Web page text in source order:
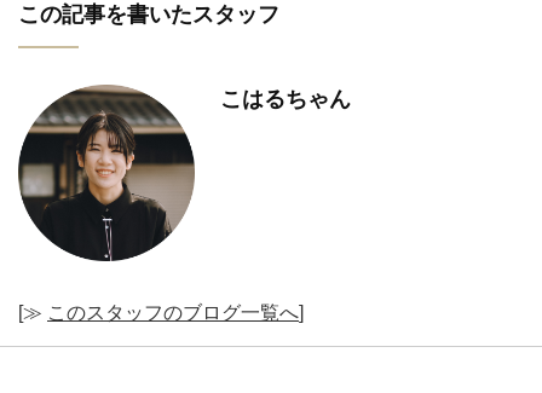
この記事を書いたスタッフ
こはるちゃん
[≫ このスタッフのブログ一覧へ]